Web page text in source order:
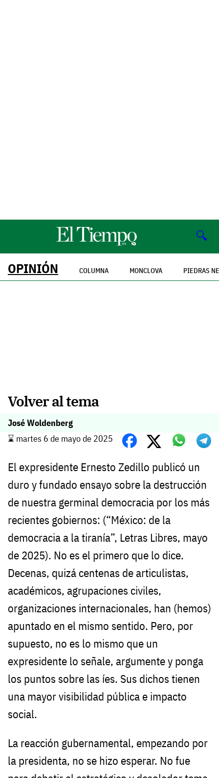
🔍
OPINIÓN COLUMNA MONCLOVA PIEDRAS
Volver al tema
José Woldenberg
⌛️ martes 6 de mayo de 2025
El expresidente Ernesto Zedillo publicó un
duro y fundado ensayo sobre la destrucción
de nuestra germinal democracia por los más
recientes gobiernos: (“México: de la
democracia a la tiranía”, Letras Libres, mayo
de 2025). No es el primero que lo dice.
Decenas, quizá centenas de articulistas,
académicos, agrupaciones civiles,
organizaciones internacionales, han (hemos)
apuntado en el mismo sentido. Pero, por
supuesto, no es lo mismo que un
expresidente lo señale, argumente y ponga
los puntos sobre las íes. Sus dichos tienen
una mayor visibilidad pública e impacto
social.
La reacción gubernamental, empezando por
la presidenta, no se hizo esperar. No fue